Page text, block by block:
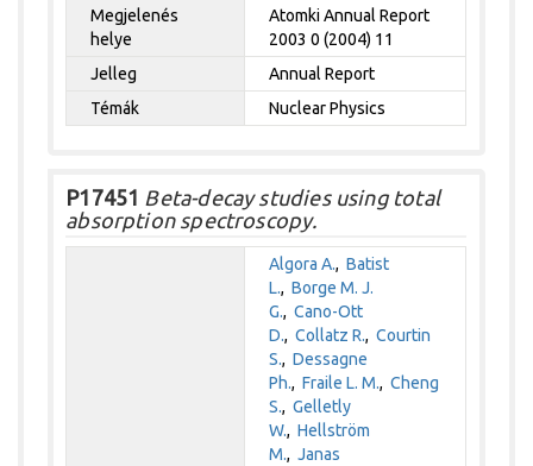
Megjelenés
helye
Atomki Annual Report
2003 0 (2004) 11
Jelleg
Annual Report
Témák
Nuclear Physics
P17451 Beta-decay studies using total
absorption spectroscopy.
Algora A.,Batist
L.,Borge M. J.
G.,Cano-Ott
D.,Collatz R.,Courtin
S.,Dessagne
Ph.,Fraile L. M.,Cheng
S.,Gelletly
W.,Hellström
M.,Janas